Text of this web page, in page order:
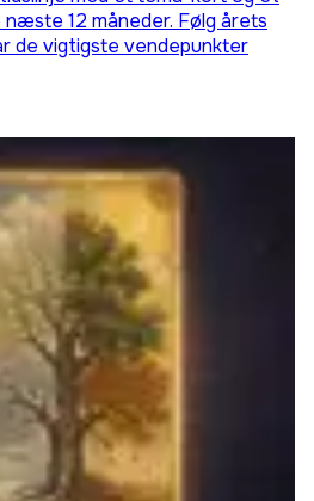
12 måneder. Følg årets
de vigtigste vendepunkter